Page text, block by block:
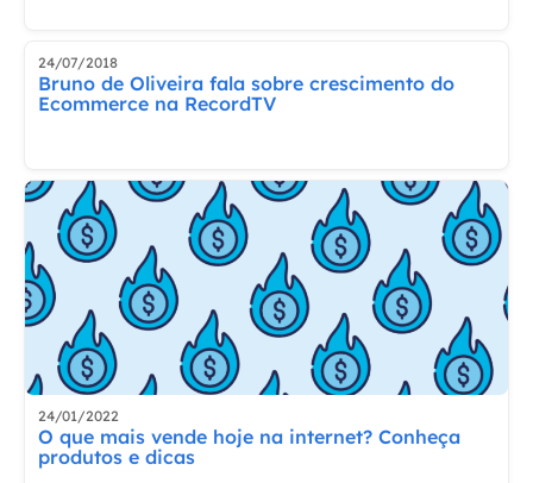
24/07/2018
Bruno de Oliveira fala sobre crescimento do
Ecommerce na RecordTV
24/01/2022
O que mais vende hoje na internet? Conheça
produtos e dicas